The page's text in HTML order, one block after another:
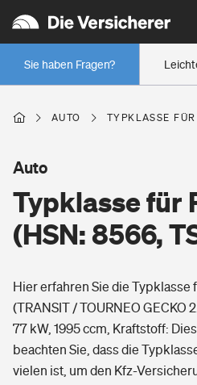
Sie haben Fragen?
Wer versichert was: Jetzt
Regionalklassen: So ist Ihre
Wer versichert was: Jetzt
Berufsunfähigkeitsversicherung
Erwerbsunfähigkeitsversicherung
Grundfähigkeitsversicherung
Arbeitsrechtsschutz
Berufshaftpflichtversicherung
Wohnen
Freizeit
Pri­vate Haft­pflicht­
Gesundheit
AUTO TYPKLASSE
Typklasse für
(HSN: 8566,
Auto
Hier erfahren Sie die Typklasse
(TRANSIT / TOURNEO GECKO
77 kW, 1995 ccm, Kraftstoff:
beachten Sie, dass die
vielen ist, um den Kfz-